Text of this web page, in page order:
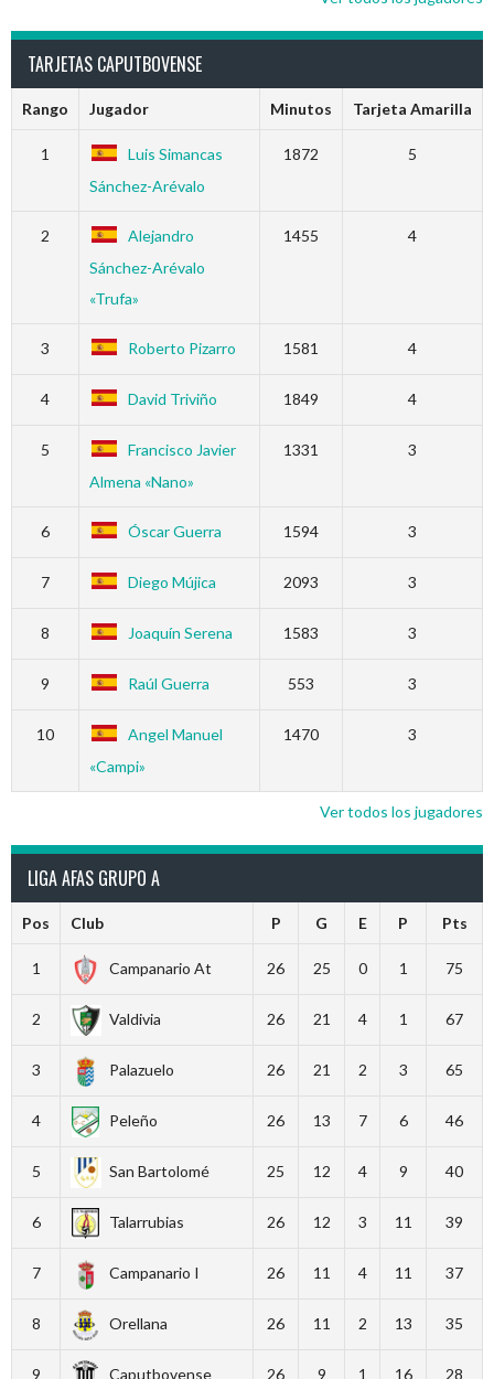
TARJETAS CAPUTBOVENSE
Rango Jugador Minutos Tarjeta Amarilla
1
Luis Simancas
Sánchez-Arévalo
1872 5
2
Alejandro
Sánchez-Arévalo
«Trufa»
1455 4
3 Roberto Pizarro 1581 4
4 David Triviño 1849 4
5
Francisco Javier
Almena «Nano»
1331 3
6 Óscar Guerra 1594 3
7 Diego Mújica 2093 3
8 Joaquín Serena 1583 3
9 Raúl Guerra 553 3
10
Angel Manuel
«Campi»
1470 3
Ver todos los jugadores
LIGA AFAS GRUPO A
Pos Club P G E P Pts
1 Campanario At 26 25 0 1 75
2 Valdivia 26 21 4 1 67
3 Palazuelo 26 21 2 3 65
4 Peleño 26 13 7 6 46
5 San Bartolomé 25 12 4 9 40
6 Talarrubias 26 12 3 11 39
7 Campanario I 26 11 4 11 37
8 Orellana 26 11 2 13 35
9 Caputbovense 26 9 1 16 28